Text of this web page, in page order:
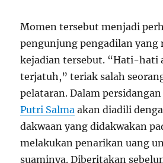
Momen tersebut menjadi
pengunjung pengadilan yang
kejadian tersebut. “Hati-hati
terjatuh,” teriak salah
pelataran. Dalam
Putri Salma akan diadili
dakwaan yang didakwakan
melakukan penarikan uang
suaminya. Diberitakan